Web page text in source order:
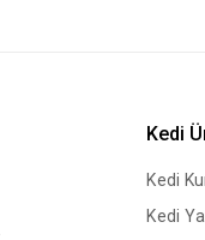
Kedi
Kedi
Kedi